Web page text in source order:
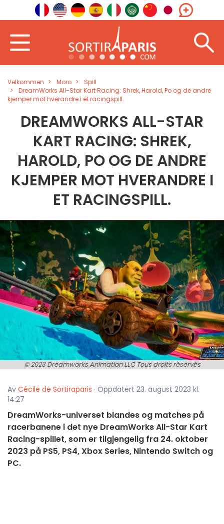
Velkommen Moro
Spill
DreamWorks All-Star Kart Racing: Shrek, Harold, Po og de andre
kjemper mot hverandre i et racingspill.
DREAMWORKS ALL-STAR
KART RACING: SHREK,
HAROLD, PO OG DE ANDRE
KJEMPER MOT HVERANDRE I
ET RACINGSPILL.
© 2023 Dreamworks Animation LLC Tous droits réservés
Av Cécile de Sortiraparis · Oppdatert 23. august 2023 kl.
14:27
DreamWorks-universet blandes og matches på
racerbanene i det nye DreamWorks All-Star Kart
Racing-spillet, som er tilgjengelig fra 24. oktober
2023 på PS5, PS4, Xbox Series, Nintendo Switch og
PC.